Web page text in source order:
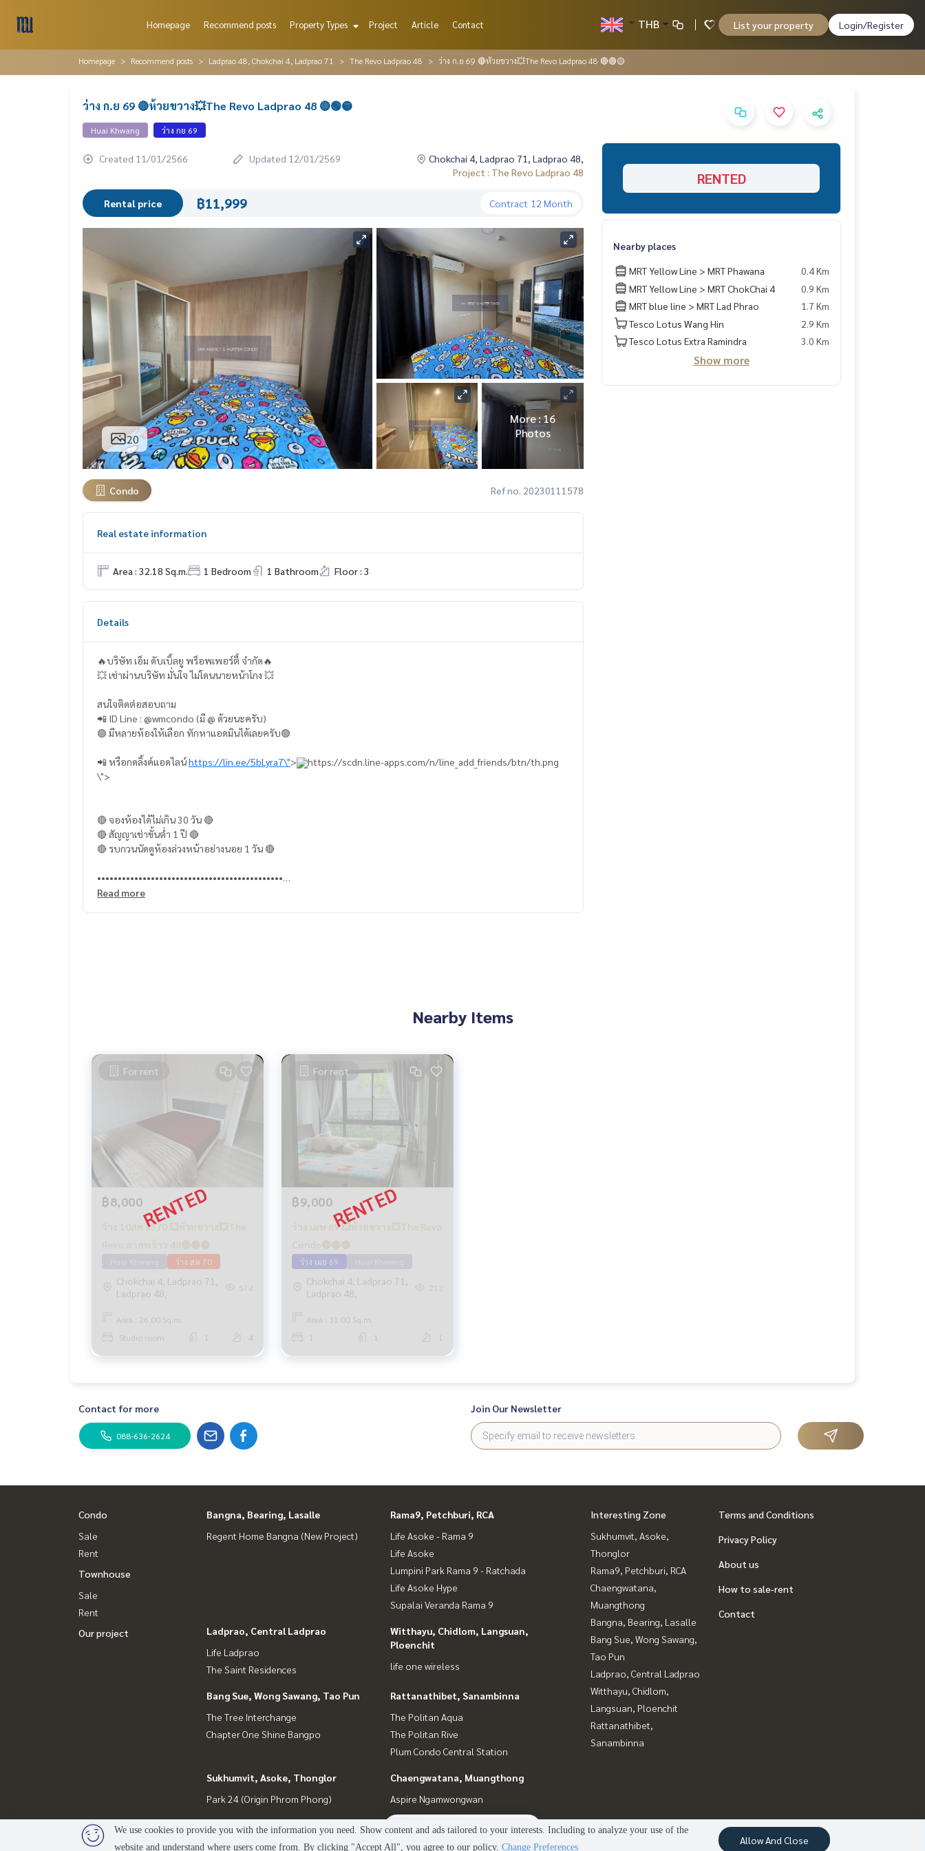
Homepage Recommend posts Property Types Project Article Contact THB List your property Login/Register
Homepage Recommend posts Ladprao 48, Chokchai 4, Ladprao 71 The Revo Ladprao 48 ว่าง ก.ย 69 🔴ห้วยขวาง💥The Revo Ladprao 48 🔴🟢🟡
ว่าง ก.ย 69 🔴ห้วยขวาง💥The Revo Ladprao 48 🔴🟢🟡
Huai Khwang ว่าง กย 69
Created 11/01/2566 Updated 12/01/2569
Chokchai 4, Ladprao 71, Ladprao 48,
Project : The Revo Ladprao 48
Rental price ฿11,999 Contract 12 Month
20
More : 16
Photos
Condo Ref no. 20230111578
Real estate information
Area : 32.18 Sq.m. 1 Bedroom 1 Bathroom Floor : 3
Details
🔥บริษัท เอ็ม ดับเบิ้ลยู พร็อพเพอร์ตี้ จำกัด🔥
💥 เช่าผ่านบริษัท มั่นใจ ไม่โดนนายหน้าโกง 💥
สนใจติดต่อสอบถาม
📲 ID Line : @wmcondo (มี @ ด้วยนะครับ)
🟢 มีหลายห้องให้เลือก ทักหาแอดมินได้เลยครับ🟢
📲 หรือกดลิ้งค์แอดไลน์https://lin.ee/5bLyra7\">
https://scdn.line-apps.com/n/line_add_friends/btn/th.png
\">
🔴 จองห้องได้ไม่เกิน 30 วัน 🔴
🔴 สัญญาเช่าขั้นต่ำ 1 ปี 🔴
🔴 รบกวนนัดดูห้องล่วงหน้าอย่างนอย 1 วัน 🔴
•••••••••••••••••••••••••••••••••••••••••••••
รายละเอียดห้อง
- ตู้เย็น
- เครื่องทำน้ำอุ่น
Read more
RENTED
Nearby places
MRT Yellow Line > MRT Phawana
0.4 Km
MRT Yellow Line > MRT ChokChai 4
0.9 Km
MRT blue line > MRT Lad Phrao
1.7 Km
Tesco Lotus Wang Hin
2.9 Km
Tesco Lotus Extra Ramindra
3.0 Km
Show more
Nearby Items
For rent
฿8,000
ว่าง 10สค 2570 💥ห้วยขวาง💥The
Revo ลาดพร้าว 48🔴🟢🟡
ว่าง สค 70
Chokchai 4, Ladprao 71,
Ladprao 48,
574
Area : 26.00 Sq.m.
Studio room
1 4
For rent
฿9,000
ว่าง เมษ 69 💥ห้วยขวาง💥The Revo
Condo🔴🟢🟡
ว่าง เมย 69
Chokchai 4, Ladprao 71,
Ladprao 48,
Area : 31.00 Sq.m.
1
1 1
2people are viewing
Contact for more
088-636-2624
Join Our Newsletter
Condo
Sale
Rent
Townhouse
Sale
Rent
Our project
Bangna, Bearing, Lasalle
Regent Home Bangna (New Project)
Rama9, Petchburi, RCA
Life Asoke - Rama 9
Life Asoke
Lumpini Park Rama 9 - Ratchada
Life Asoke Hype
Supalai Veranda Rama 9
Ladprao, Central Ladprao
Life Ladprao
The Saint Residences
Witthayu, Chidlom, Langsuan,
Ploenchit
life one wireless
Bang Sue, Wong Sawang, Tao Pun
The Tree Interchange
Chapter One Shine Bangpo
Rattanathibet, Sanambinna
The Politan Aqua
The Politan Rive
Plum Condo Central Station
Sukhumvit, Asoke, Thonglor
Park 24 (Origin Phrom Phong)
Chaengwatana, Muangthong
Aspire Ngamwongwan
Interesting Zone
Sukhumvit, Asoke,
Thonglor
Rama9, Petchburi, RCA
Chaengwatana,
Muangthong
Bangna, Bearing, Lasalle
Bang Sue, Wong Sawang,
Tao Pun
Ladprao, Central Ladprao
Witthayu, Chidlom,
Langsuan, Ploenchit
Rattanathibet,
Sanambinna
Terms and Conditions
Privacy Policy
About us
How to sale-rent
Contact
Power by Livinginsider.com
We use cookies to provide you with the information you need. Show content and ads tailored to your interests. Including to analyze your use of the
website and understand where users come from. By clicking "Accept All", you agree to our policy. Change Preferences
Allow And Close